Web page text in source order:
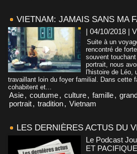
VIETNAM: JAMAIS SANS MA
| 04/10/2018 |
Suite à un
rencontré de
souvent
portrait, nous
l'histoire de Léo,
travaillant loin du foyer familial. Dans cette
cohabitent et...
Asie, coutume, culture, famille,
portrait, tradition, Vietnam
LES DERNIÈRES ACTUS DU
Le Podcast
ET PACIFIQUE